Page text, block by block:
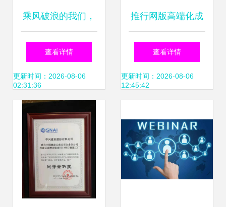
乘风破浪的我们，
语祯云工帮您低成
本打造个性化数字
查看详情
更新时间：2026-08-06
02:31:36
推行网版高端化成
势，驱动高效产线
程技术成网
查看详情
更新时间：2026-08-06
12:45:42